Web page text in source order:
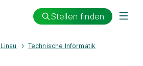
Stellen finden
Linau Technische Informatik